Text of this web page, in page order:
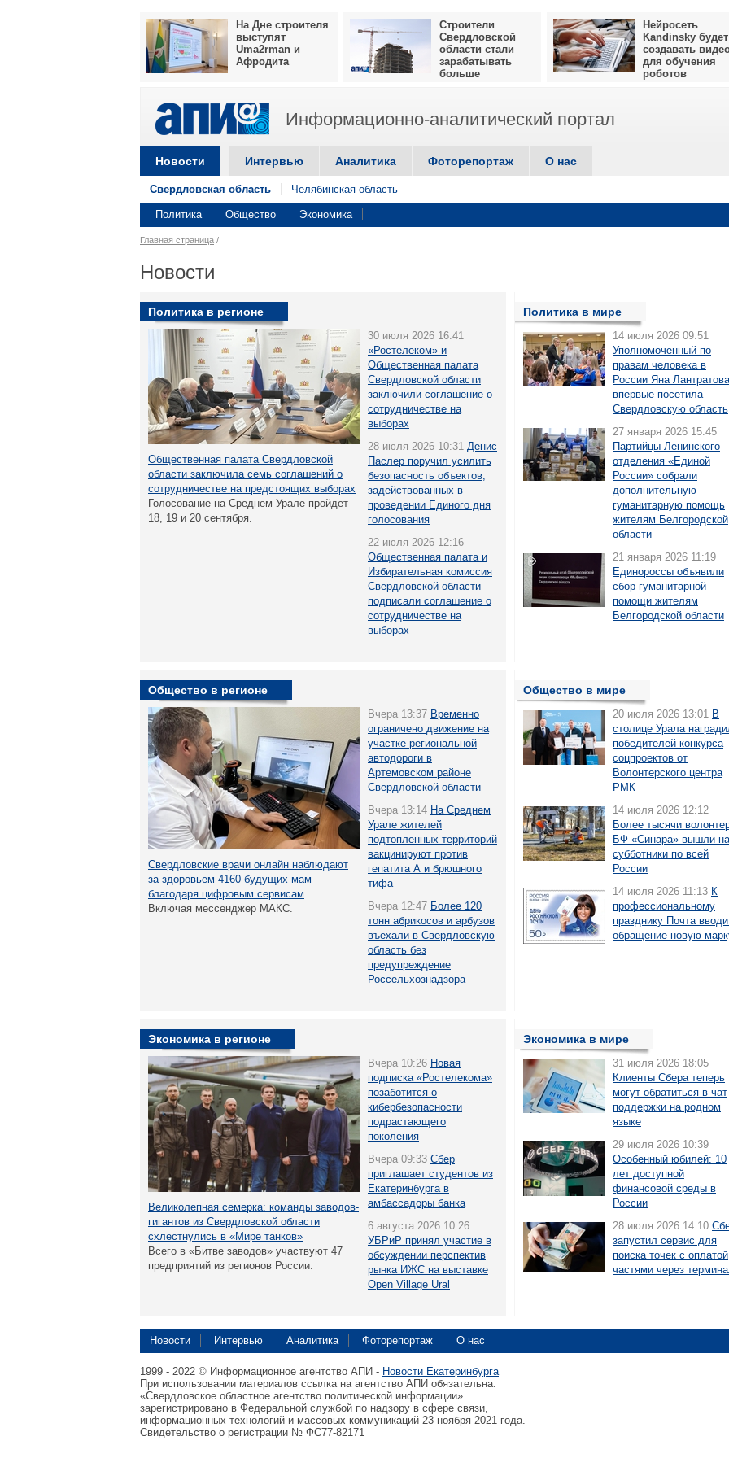
На Дне строителя
выступят
Uma2rman и
Афродита
Строители
Свердловской
области стали
зарабатывать
больше
Нейросеть
Kandinsky будет
создавать
для обучения
роботов
Информационно-аналитический портал
Новости Интервью Аналитика Фоторепортаж О нас
Свердловская область Челябинская область
Политика Общество Экономика
Главная страница /
Новости
Политика в регионе
Общественная палата Свердловской
области заключила семь соглашений о
сотрудничестве на предстоящих выборах
Голосование на Среднем Урале пройдет
18, 19 и 20 сентября.
30 июля 2026 16:41
«Ростелеком» и
Общественная палата
Свердловской области
заключили соглашение о
сотрудничестве на
выборах
28 июля 2026 10:31 Денис
Паслер поручил усилить
безопасность объектов,
задействованных в
проведении Единого дня
голосования
22 июля 2026 12:16
Общественная палата и
Избирательная комиссия
Свердловской области
подписали соглашение о
сотрудничестве на
выборах
Политика в мире
14 июля 2026 09:51
Уполномоченный по
правам человека в
России Яна Лантратова
впервые посетила
Свердловскую область
27 января 2026 15:45
Партийцы Ленинского
отделения «Единой
России» собрали
дополнительную
гуманитарную помощь
жителям Белгородской
области
21 января 2026 11:19
Единороссы объявили
сбор гуманитарной
помощи жителям
Белгородской области
Общество в регионе
Свердловские врачи онлайн наблюдают
за здоровьем 4160 будущих мам
благодаря цифровым сервисам
Включая мессенджер МАКС.
Вчера 13:37 Временно
ограничено движение на
участке региональной
автодороги в
Артемовском районе
Свердловской области
Вчера 13:14 На Среднем
Урале жителей
подтопленных территорий
вакцинируют против
гепатита А и брюшного
тифа
Вчера 12:47 Более 120
тонн абрикосов и арбузов
въехали в Свердловскую
область без
предупреждение
Россельхознадзора
Общество в мире
20 июля 2026 13:01 В
столице Урала
победителей конкурса
соцпроектов от
Волонтерского центра
РМК
14 июля 2026 12:12
Более тысячи
БФ «Синара» вышли на
субботники по всей
России
14 июля 2026 11:13 К
профессиональному
празднику Почта
обращение новую
Экономика в регионе
Великолепная семерка: команды заводов-
гигантов из Свердловской области
схлестнулись в «Мире танков»
Всего в «Битве заводов» участвуют 47
предприятий из регионов России.
Вчера 10:26 Новая
подписка «Ростелекома»
позаботится о
кибербезопасности
подрастающего
поколения
Вчера 09:33 Сбер
приглашает студентов из
Екатеринбурга в
амбассадоры банка
6 августа 2026 10:26
УБРиР принял участие в
обсуждении перспектив
рынка ИЖС на выставке
Open Village Ural
Экономика в мире
31 июля 2026 18:05
Клиенты Сбера теперь
могут обратиться в чат
поддержки на родном
языке
29 июля 2026 10:39
Особенный юбилей: 10
лет доступной
финансовой среды в
России
28 июля 2026 14:10
запустил сервис для
поиска точек с оплатой
частями через
Новости Интервью Аналитика Фоторепортаж О нас
1999 - 2022 © Информационное агентство АПИ - Новости Екатеринбурга
При использовании материалов ссылка на агентство АПИ обязательна.
«Свердловское областное агентство политической информации»
зарегистрировано в Федеральной службой по надзору в сфере связи,
информационных технологий и массовых коммуникаций 23 ноября 2021 года.
Свидетельство о регистрации № ФС77-82171